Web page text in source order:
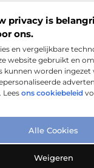
privacy is
ons.
en vergelijkbare
website gebruikt en
kunnen worden ingezet
Lees ons cookiebeleid
Alle Cookies
Weigeren
Artikelen, Deel
vandaag nog!